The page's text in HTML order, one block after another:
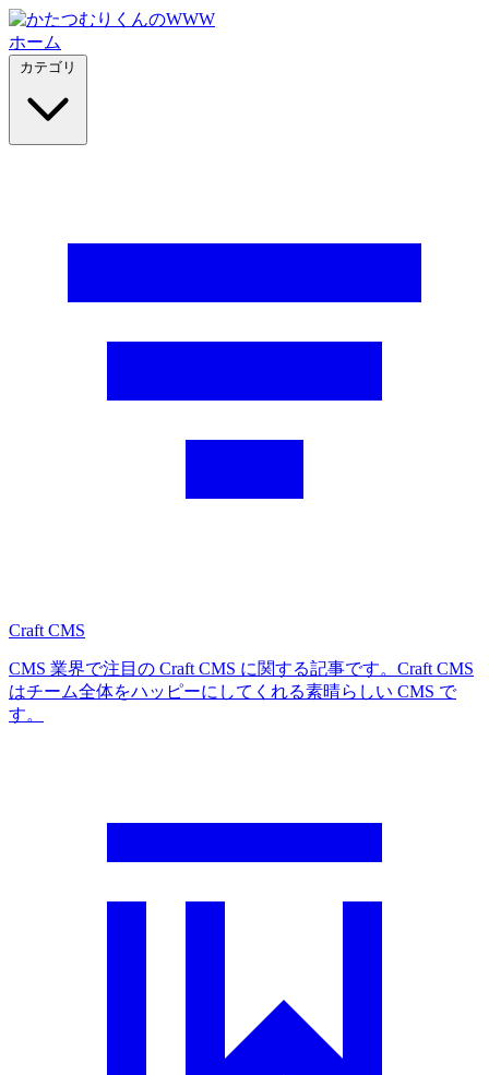
ホーム
カテゴリ
Craft CMS
CMS 業界で注目の Craft CMS に関する記事です。Craft CMS
はチーム全体をハッピーにしてくれる素晴らしい CMS で
す。